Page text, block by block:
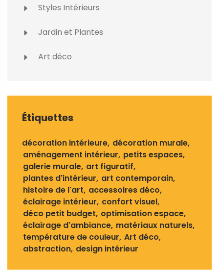
Styles Intérieurs
Jardin et Plantes
Art déco
Étiquettes
décoration intérieure décoration murale
aménagement intérieur petits espaces
galerie murale art figuratif
plantes d'intérieur art contemporain
histoire de l'art accessoires déco
éclairage intérieur confort visuel
déco petit budget optimisation espace
éclairage d'ambiance matériaux naturels
température de couleur Art déco
abstraction design intérieur